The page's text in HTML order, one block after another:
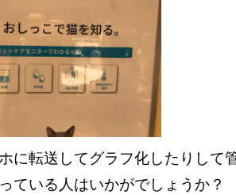
に転送してグラフ化したりして
ている人はいかがでしょうか？